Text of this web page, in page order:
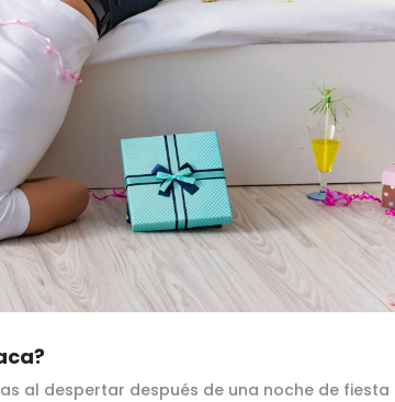
al despertar después de una noche de fiesta